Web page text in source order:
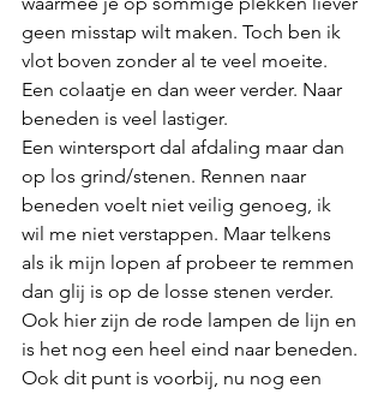
geen misstap wilt maken. Toch ben ik
vlot boven zonder al te veel moeite.
Een colaatje en dan weer verder. Naar
beneden is veel lastiger.
Een wintersport dal afdaling maar dan
op los grind/stenen. Rennen naar
beneden voelt niet veilig genoeg, ik
wil me niet verstappen. Maar telkens
als ik mijn lopen af probeer te remmen
dan glij is op de losse stenen verder.
Ook hier zijn de rode lampen de lijn en
is het nog een heel eind naar beneden.
Ook dit punt is voorbij, nu nog een